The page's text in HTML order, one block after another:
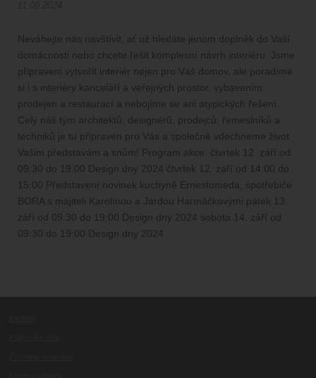
Neváhejte nás navštívit, ať už hledáte jenom doplněk do Vaší
domácnosti nebo chcete řešit komplexní návrh interiéru. Jsme
připraveni vytvořit interiér nejen pro Váš domov, ale poradíme
si i s interiéry kanceláří a veřejných prostor, vybavením
prodejen a restaurací a nebojíme se ani atypických řešení.
Celý náš tým architektů, designérů, prodejců, řemeslníků a
techniků je tu připraven pro Vás a společně vdechneme život
Vašim představám a snům! Program akce: čtvrtek 12. září od
09:30 do 19:00 Design dny 2024 čtvrtek 12. září od 14:00 do
15:00 Představení novinek kuchyně Ernestomeda, spotřebiče
BORA s majiteli Karolínou a Jardou Harmáčkovými pátek 13.
září od 09:30 do 19:00 Design dny 2024 sobota 14. září od
09:30 do 19:00 Design dny 2024